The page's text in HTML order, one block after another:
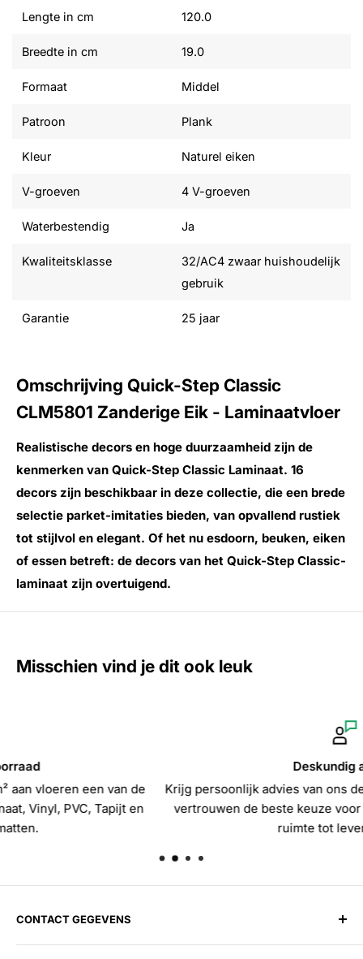
Lengte in cm 120.0
Breedte in cm 19.0
Formaat Middel
Patroon Plank
Kleur Naturel eiken
V-groeven 4 V-groeven
Waterbestendig Ja
Kwaliteitsklasse
32/AC4 zwaar huishoudelijk
gebruik
Garantie 25 jaar
Omschrijving Quick-Step Classic
CLM5801 Zanderige Eik - Laminaatvloer
Realistische decors en hoge duurzaamheid zijn de
kenmerken van Quick-Step Classic Laminaat. 16
decors zijn beschikbaar in deze collectie, die een brede
selectie parket-imitaties bieden, van opvallend rustiek
tot stijlvol en elegant. Of het nu esdoorn, beuken, eiken
of essen betreft: de decors van het Quick-Step Classic-
laminaat zijn overtuigend.
Misschien vind je dit ook leuk
Krijg persoonlijk advies van ons deskundige team en maak
vertrouwen de beste keuze voor de perfecte vloer die
CONTACT GEGEVENS
Harman Vloerenloods